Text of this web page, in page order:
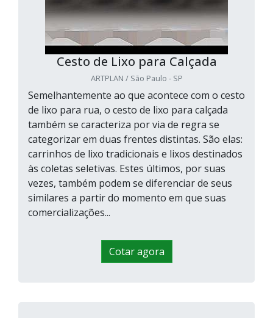
3. As lixeiras de inox precisam de
manutenção frequente?
A manutenção é mínima, sendo recomendada
apenas a limpeza periódica com água e sabão
neutro para manter a aparência brilhante.
4. Como é feita a instalação
dessas lixeiras?
Elas podem ser fixadas no chão com
parafusos ou presas a postes, dependendo
do modelo escolhido.
5. É possível personalizar lixeiras
de inox para calçada?
personalização com logos, cores e diferentes
acabamentos conforme a necessidade do
Cesto de Lixo para Calçada
ARTPLAN / São Paulo - SP
Semelhantemente ao que acontece com o cesto
de lixo para rua, o cesto de lixo para calçada
também se caracteriza por via de regra se
categorizar em duas frentes distintas. São elas:
carrinhos de lixo tradicionais e lixos destinados
às coletas seletivas. Estes últimos, por suas
vezes, também podem se diferenciar de seus
similares a partir do momento em que suas
comercializações...
Cotar agora